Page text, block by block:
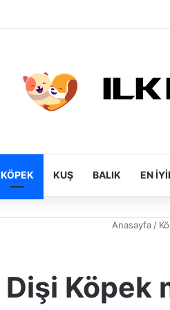
KÖPEK KUŞ BALIK EN
Anasayfa /
Dişi Köpek